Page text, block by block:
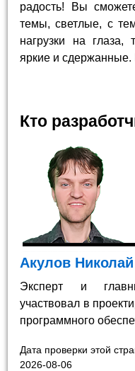
радость! Вы
темы, светлые, с
нагрузки на глаза,
яркие и сдержанные.
Кто
Акулов Николай
Эксперт и
участвовал в
программного
Дата проверки этой
2026-08-06